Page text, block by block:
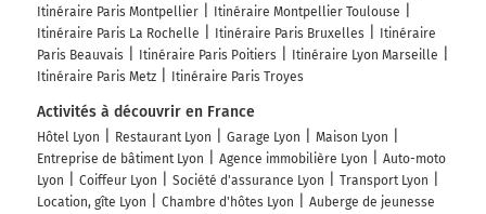
Itinéraire Paris Montpellier
Itinéraire Montpellier Toulouse
Itinéraire Paris La Rochelle
Itinéraire Paris Bruxelles
Itinéraire
Paris Beauvais
Itinéraire Paris Poitiers
Itinéraire Lyon Marseille
Itinéraire Paris Metz
Itinéraire Paris Troyes
Activités à découvrir en France
Hôtel Lyon Restaurant Lyon Garage Lyon
Maison Lyon
Entreprise de bâtiment Lyon
Agence immobilière Lyon
Auto-moto
Lyon
Coiffeur Lyon Société d'assurance Lyon
Transport Lyon
Location, gîte Lyon
Chambre d'hôtes Lyon
Auberge de jeunesse